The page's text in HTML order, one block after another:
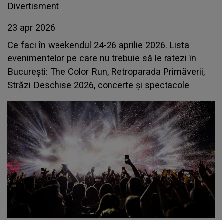
Divertisment
23 apr 2026
Ce faci în weekendul 24-26 aprilie 2026. Lista
evenimentelor pe care nu trebuie să le ratezi în
București: The Color Run, Retroparada Primăverii,
Străzi Deschise 2026, concerte și spectacole
Stiri